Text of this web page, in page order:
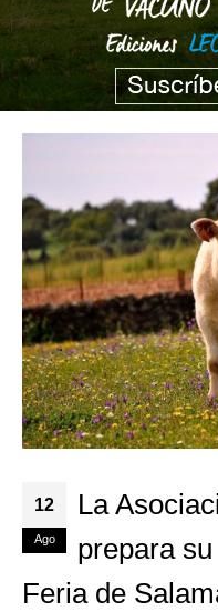
12
Ago
La
prepara
Feria de